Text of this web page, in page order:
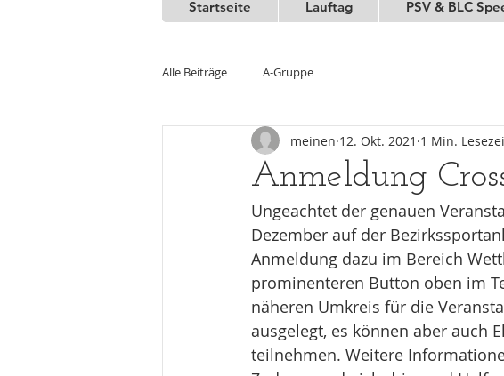
Startseite Lauftag PSV & BLC
Alle Beiträge A-Gruppe
Anmeldung
meinen 12. Okt. 2021 1 Min.
Ungeachtet der genauen
Dezember auf der
Anmeldung dazu im Bereich
prominenteren Button oben im
näheren Umkreis für die
ausgelegt, es können aber auch
teilnehmen. Weitere